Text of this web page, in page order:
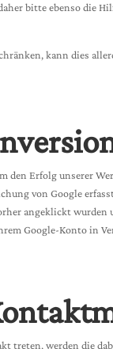
bitte ebenso die
kann dies
den Erfolg unserer
von Google
angeklickt
Google-Konto in
werden die